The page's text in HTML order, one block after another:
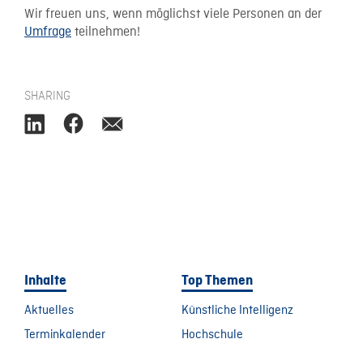
Wir freuen uns, wenn möglichst viele Personen an der
Umfrage teilnehmen!
SHARING
Inhalte
Aktuelles
Terminkalender
Top Themen
Künstliche Intelligenz
Hochschule